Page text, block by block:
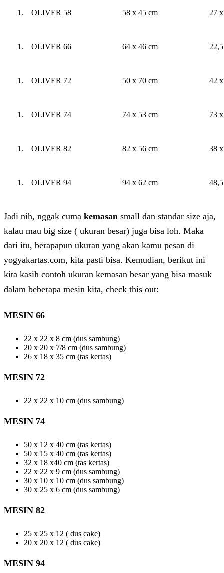
OLIVER 58 58 x 45 cm 27
OLIVER 66 64 x 46 cm
OLIVER 72 50 x 70 cm 42
OLIVER 74 74 x 53 cm 73
OLIVER 82 82 x 56 cm 38
OLIVER 94 94 x 62 cm
Jadi nih, nggak cuma kemasan small dan standar size aja,
kalau mau big size ( ukuran besar) juga bisa loh. Maka
dari itu, berapapun ukuran yang akan kamu pesan di
yogyakartas.com, kita pasti bisa. Kemudian, berikut ini
kita kasih contoh ukuran kemasan besar yang bisa masuk
dalam beberapa mesin kita, check this out:
MESIN 66
22 x 22 x 8 cm (dus sambung)
20 x 20 x 7/8 cm (dus sambung)
26 x 18 x 35 cm (tas kertas)
MESIN 72
22 x 22 x 10 cm (dus sambung)
MESIN 74
50 x 12 x 40 cm (tas kertas)
50 x 15 x 40 cm (tas kertas)
32 x 18 x40 cm (tas kertas)
22 x 22 x 9 cm (dus sambung)
30 x 10 x 10 cm (dus sambung)
30 x 25 x 6 cm (dus sambung)
MESIN 82
25 x 25 x 12 ( dus cake)
20 x 20 x 12 ( dus cake)
MESIN 94